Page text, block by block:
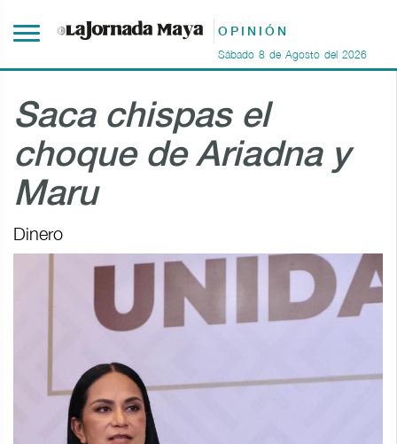
OPINIÓN
Sábado 8 de Agosto del 2026
Saca chispas el
choque de Ariadna y
Maru
Dinero